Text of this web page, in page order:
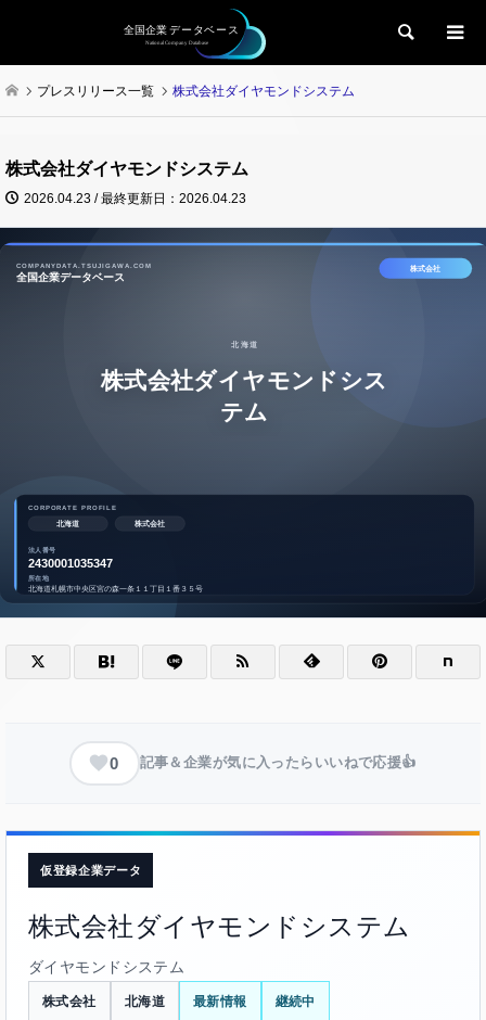
検索
プレスリリース一覧 株式会社ダイヤモンドシステム
株式会社ダイヤモンドシステム
2026.04.23 / 最終更新日：2026.04.23
0 記事＆企業が気に入ったらいいねで応援👍
仮登録企業データ
株式会社ダイヤモンドシステム
ダイヤモンドシステム
株式会社 北海道 最新情報 継続中